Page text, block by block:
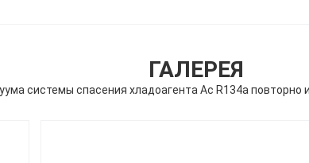
ГАЛЕРЕЯ
системы спасения хладоагента Ac R134a